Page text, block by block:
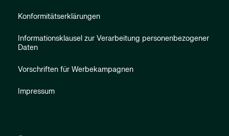
Konformitätserklärungen
Informationsklausel zur Verarbeitung personenbezogener
Daten
Vorschriften für Werbekampagnen
Impressum